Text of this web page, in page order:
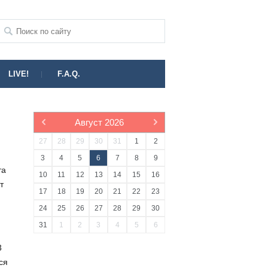
LIVE! F.A.Q.
Август 2026
27 28 29 30 31 1
2
3
4 5 6 7 8
9
10
11 12 13 14 15
16
17
18 19 20 21 22
23
24
25 26 27 28 29
30
31
1 2 3 4 5 6